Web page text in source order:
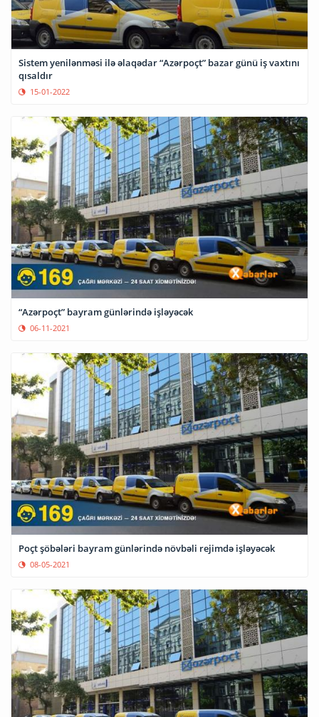
Sistem yenilənməsi ilə əlaqədar “Azərpoçt” bazar günü iş vaxtını
qısaldır
15-01-2022
“Azərpoçt” bayram günlərində işləyəcək
06-11-2021
Poçt şöbələri bayram günlərində növbəli rejimdə işləyəcək
08-05-2021